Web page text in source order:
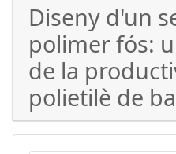
Diseny d'un
polimer fós:
de la
polietilè de